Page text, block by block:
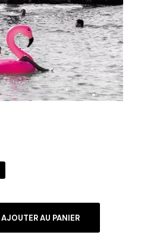
AJOUTER AU PANIER